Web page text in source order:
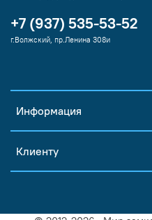
Информация
Клиенту
+7 (937) 535-53-52
г.Волжский, пр.Ленина 308и